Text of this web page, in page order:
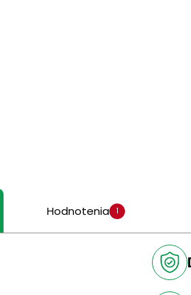
Hodnotenia 1